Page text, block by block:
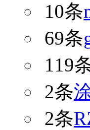
10条
69条
119
2条
2条